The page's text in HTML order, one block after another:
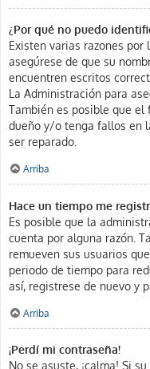
¿Por qué no puedo
Existen varias razones por
asegúrese de que su
encuentren escritos
La Administración para
También es posible que el
dueño y/o tenga fallos en
ser reparado.
Arriba
Hace un tiempo me
Es posible que la
cuenta por alguna razón.
remueven sus usuarios
periodo de tiempo para
así, registrese de nuevo y
Arriba
¡Perdí mi contraseña!
No se asuste, ¡calma! Si